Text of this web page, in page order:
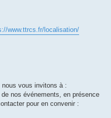
www.ttrcs.fr/localisation/
nous vous invitons à :
de nos événements, en présence
pour en convenir :